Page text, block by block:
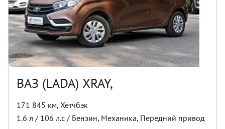
ВАЗ (LADA) XRAY,
171 845 км, Хетчбэк
1.6 л / 106 л.с / Бензин, Механика, Передний привод